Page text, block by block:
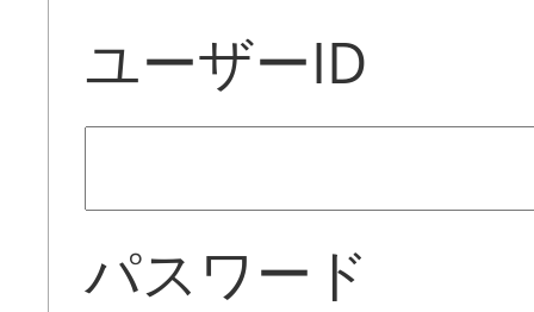
ユーザーID
パスワード